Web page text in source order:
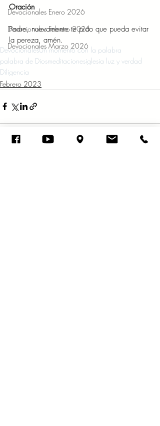
Devocionales Enero 2026
Devocionales Febrero 2026
Devocionales Marzo 2026
Oración
Padre, nuevamente te pido que pueda evitar
la pereza, amén.
DevocionalesUn momento con la palabra
palabra de Diosmeditacionesiglesia luz y verdad
Diligencia
Febrero 2023